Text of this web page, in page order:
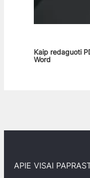
Kaip redaguoti
Word
APIE VISAI